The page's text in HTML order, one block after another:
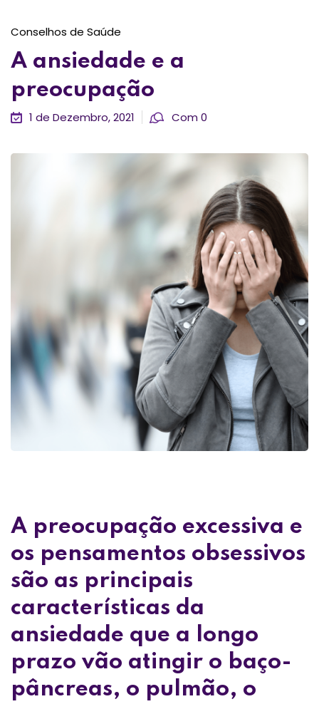
Conselhos de Saúde
A ansiedade e a
preocupação
1 de Dezembro, 2021 Com 0
A preocupação excessiva e
os pensamentos obsessivos
são as principais
características da
ansiedade que a longo
prazo vão atingir o baço-
pâncreas, o pulmão, o